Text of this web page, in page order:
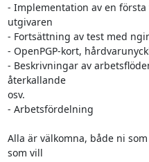
- Implementation av en
utgivaren
- Fortsättning av test med
- OpenPGP-kort,
- Beskrivningar av
återkallande
osv.
- Arbetsfördelning
Alla är välkomna, både ni
som vill